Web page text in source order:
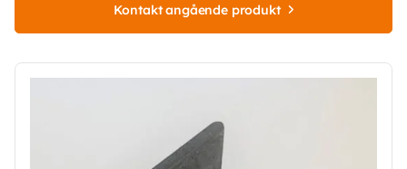
Kontakt angående produkt